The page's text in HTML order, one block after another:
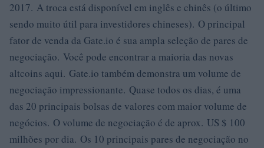
2017. A troca está disponível em inglês e chinês (o último
sendo muito útil para investidores chineses). O principal
fator de venda da Gate.io é sua ampla seleção de pares de
negociação. Você pode encontrar a maioria das novas
altcoins aqui. Gate.io também demonstra um volume de
negociação impressionante. Quase todos os dias, é uma
das 20 principais bolsas de valores com maior volume de
negócios. O volume de negociação é de aprox. US $ 100
milhões por dia. Os 10 principais pares de negociação no